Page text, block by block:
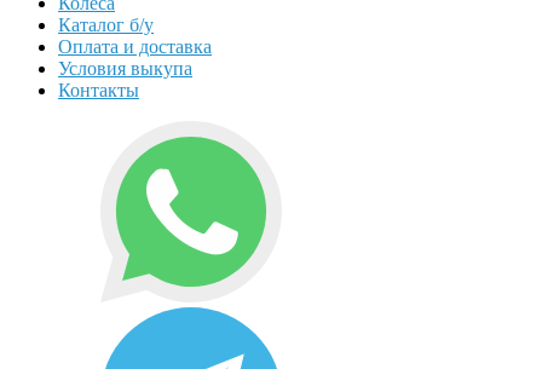
Каталог б/у
Оплата и доставка
Условия выкупа
Контакты